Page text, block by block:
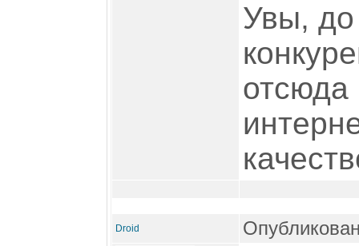
Увы,
отсюда
Droid